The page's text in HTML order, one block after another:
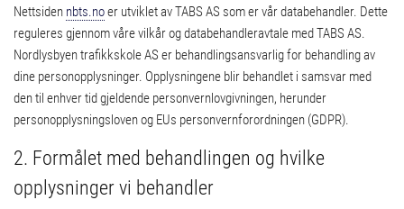
Nettsiden nbts.noer utviklet av TABS AS som er vår databehandler. Dette
reguleres gjennom våre vilkår og databehandleravtale med TABS AS.
Nordlysbyen trafikkskole AS er behandlingsansvarlig for behandling av
dine personopplysninger. Opplysningene blir behandlet i samsvar med
den til enhver tid gjeldende personvernlovgivningen, herunder
personopplysningsloven og EUs personvernforordningen (GDPR).
2. Formålet med behandlingen og hvilke
opplysninger vi behandler